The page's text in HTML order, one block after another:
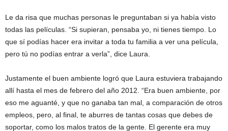
Le da risa que muchas personas le preguntaban si ya había visto
todas las películas. “Si supieran, pensaba yo, ni tienes tiempo. Lo
que sí podías hacer era invitar a toda tu familia a ver una película,
pero tú no podías entrar a verla”, dice Laura.
Justamente el buen ambiente logró que Laura estuviera trabajando
allí hasta el mes de febrero del año 2012. “Era buen ambiente, por
eso me aguanté, y que no ganaba tan mal, a comparación de otros
empleos, pero, al final, te aburres de tantas cosas que debes de
soportar, como los malos tratos de la gente. El gerente era muy